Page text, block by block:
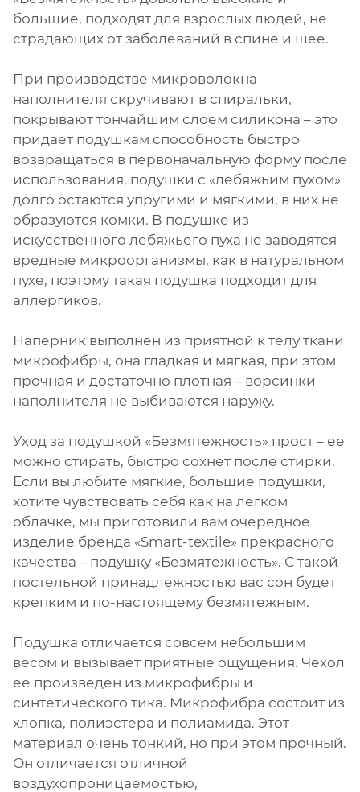
большие, подходят для взрослых людей, не
страдающих от заболеваний в спине и шее.
При производстве микроволокна
наполнителя скручивают в спиральки,
покрывают тончайшим слоем силикона – это
придает подушкам способность быстро
возвращаться в первоначальную форму после
использования, подушки с «лебяжьим пухом»
долго остаются упругими и мягкими, в них не
образуются комки. В подушке из
искусственного лебяжьего пуха не заводятся
вредные микроорганизмы, как в натуральном
пухе, поэтому такая подушка подходит для
аллергиков.
Наперник выполнен из приятной к телу ткани
микрофибры, она гладкая и мягкая, при этом
прочная и достаточно плотная – ворсинки
наполнителя не выбиваются наружу.
Уход за подушкой «Безмятежность» прост – ее
можно стирать, быстро сохнет после стирки.
Если вы любите мягкие, большие подушки,
хотите чувствовать себя как на легком
облачке, мы приготовили вам очередное
изделие бренда «Smart-textile» прекрасного
качества – подушку «Безмятежность». С такой
постельной принадлежностью вас сон будет
крепким и по-настоящему безмятежным.
Подушка отличается совсем небольшим
весом и вызывает приятные ощущения. Чехол
ее произведен из микрофибры и
синтетического тика. Микрофибра состоит из
хлопка, полиэстера и полиамида. Этот
материал очень тонкий, но при этом прочный.
Он отличается отличной
воздухопроницаемостью,